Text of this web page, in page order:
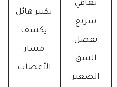
تعافي
سريع
بفضل
الشق
الصغير
تكبير هائل
يكشف
مسار
الأعصاب